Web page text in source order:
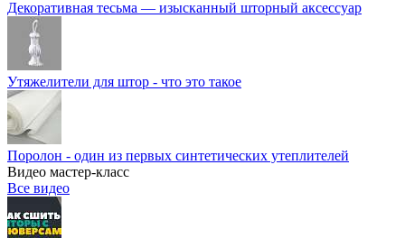
Декоративная тесьма — изысканный шторный аксессуар
Утяжелители для штор - что это такое
Поролон - один из первых синтетических утеплителей
Видео мастер-класс
Все видео